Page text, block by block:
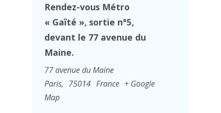
Rendez-vous Métro
« Gaîté », sortie n°5,
devant le 77 avenue du
Maine.
77 avenue du Maine
Paris, 75014 France + Google
Map